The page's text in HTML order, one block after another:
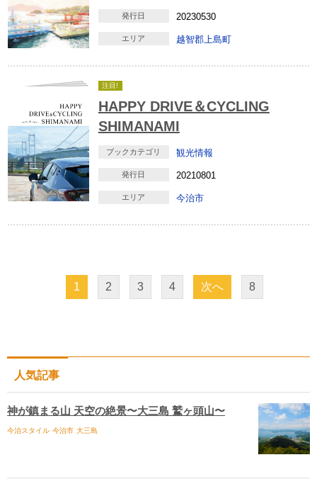
発行日 20230530
エリア 越智郡上島町
注目!
HAPPY DRIVE＆CYCLING
SHIMANAMI
ブックカテゴリ 観光情報
発行日 20210801
エリア 今治市
1 2 3 4 次へ 8
人気記事
神が鎮まる山 天空の絶景〜大三島 鷲ヶ頭山〜
今治スタイル 今治市 大三島